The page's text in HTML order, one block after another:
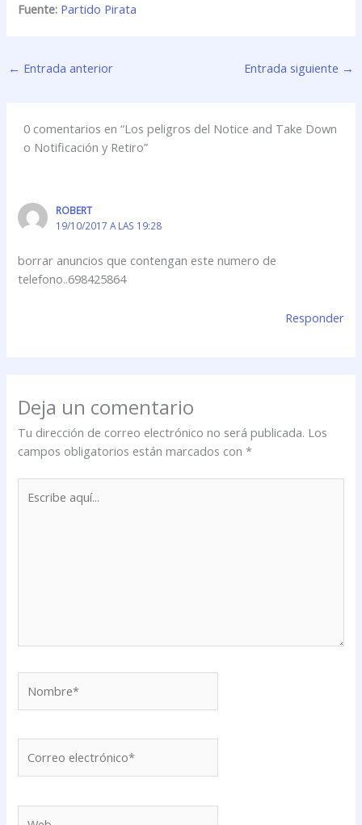
Fuente: Partido Pirata
← Entrada anterior Entrada siguiente →
0 comentarios en “Los peligros del Notice and Take Down
o Notificación y Retiro”
ROBERT
19/10/2017 A LAS 19:28
borrar anuncios que contengan este numero de
telefono..698425864
Responder
Deja un comentario
Tu dirección de correo electrónico no será publicada. Los
campos obligatorios están marcados con*
aquí...
electrónico*